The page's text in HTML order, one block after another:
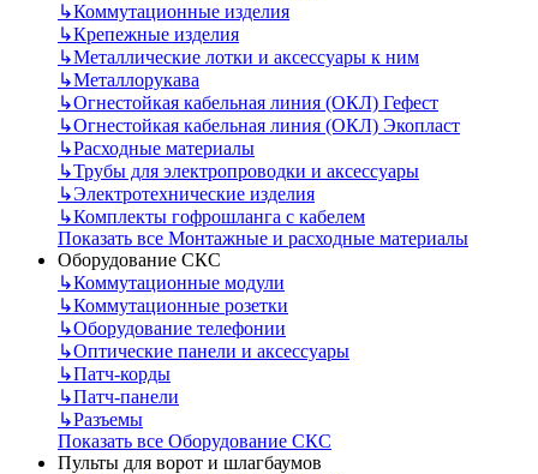
↳Коммутационные изделия
↳Крепежные изделия
↳Металлические лотки и аксессуары к ним
↳Металлорукава
↳Огнестойкая кабельная линия (ОКЛ) Гефест
↳Огнестойкая кабельная линия (ОКЛ) Экопласт
↳Расходные материалы
↳Трубы для электропроводки и аксессуары
↳Электротехнические изделия
↳Комплекты гофрошланга с кабелем
Показать все Монтажные и расходные материалы
Оборудование СКС
↳Коммутационные модули
↳Коммутационные розетки
↳Оборудование телефонии
↳Оптические панели и аксессуары
↳Патч-корды
↳Патч-панели
↳Разъемы
Показать все Оборудование СКС
Пульты для ворот и шлагбаумов